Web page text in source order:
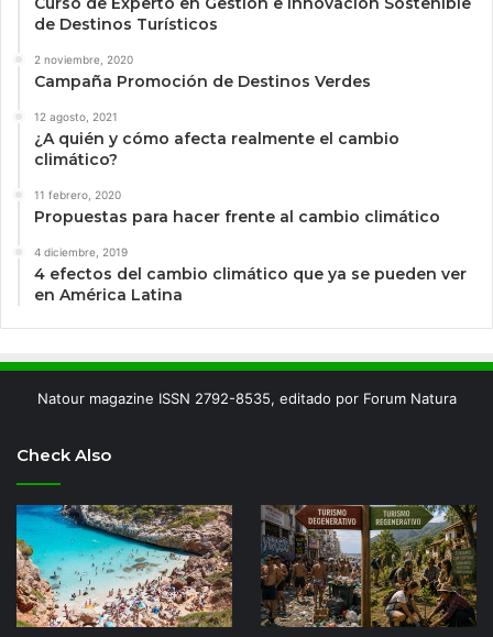
de Destinos Turísticos
2 noviembre, 2020
Campaña Promoción de Destinos Verdes
12 agosto, 2021
¿A quién y cómo afecta realmente el cambio
climático?
11 febrero, 2020
Propuestas para hacer frente al cambio climático
4 diciembre, 2019
4 efectos del cambio climático que ya se pueden ver
en América Latina
Natour magazine ISSN 2792-8535, editado por Forum Natura
Check Also